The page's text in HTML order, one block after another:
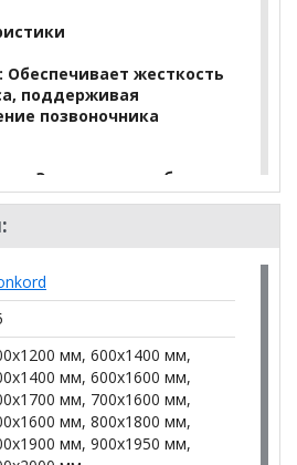
Обеспечивает жесткость
поддерживая
позвоночника
Эти слои способствуют
воздуха внутри
накопление влаги и
микроклимат для
любого
дизайн делает его
для новорожденных и
ватине легко
что обеспечивает
мм, 600x1400 мм,
мм, 600x1600 мм,
мм, 700x1600 мм,
мм, 800x1800 мм,
мм, 900x1950 мм,